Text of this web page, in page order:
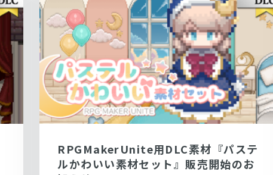
RPGMakerUnite用DLC素材『パステ
ルかわいい素材セット』販売開始のお